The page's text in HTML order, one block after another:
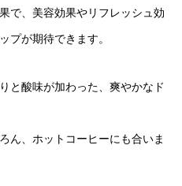
で、美容効果やリフレッシュ効
プが期待できます。
と酸味が加わった、爽やかなド
ん、ホットコーヒーにも合いま